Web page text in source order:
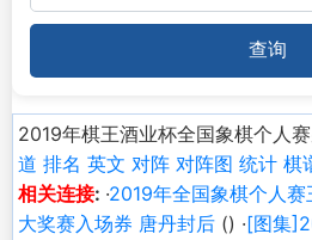
查询
2019年棋王酒业杯全国象棋个人赛
道 排名 英文 对阵 对阵图 统计 棋
相关连接: ·2019年全国象棋个人
大奖赛入场券 唐丹封后 () ·[图集